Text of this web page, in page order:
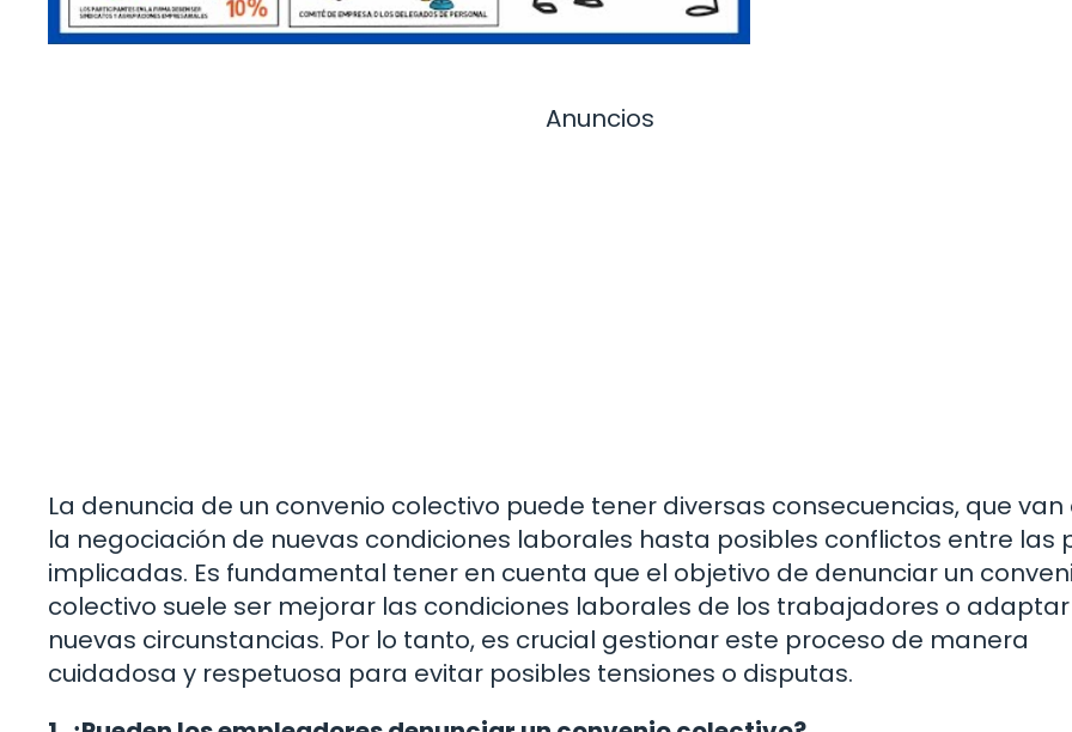
Anuncios
La denuncia de un convenio colectivo puede tener diversas consecuencias, que
la negociación de nuevas condiciones laborales hasta posibles conflictos entre las
implicadas. Es fundamental tener en cuenta que el objetivo de denunciar un
colectivo suele ser mejorar las condiciones laborales de los trabajadores o
nuevas circunstancias. Por lo tanto, es crucial gestionar este proceso de manera
cuidadosa y respetuosa para evitar posibles tensiones o disputas.